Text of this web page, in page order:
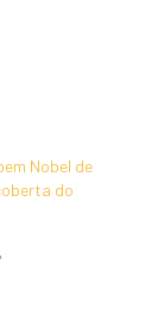
Nobel de
do